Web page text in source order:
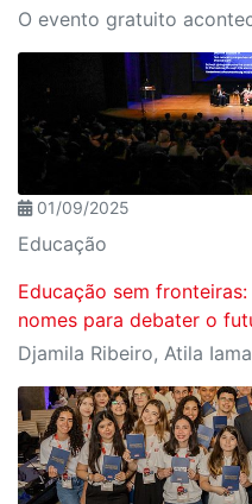
01/09/2025
Educação
Educação sem
nomes para debater o